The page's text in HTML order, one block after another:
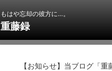
もはや忘却の彼方に…。
重藤録
【お知らせ】当ブログ「